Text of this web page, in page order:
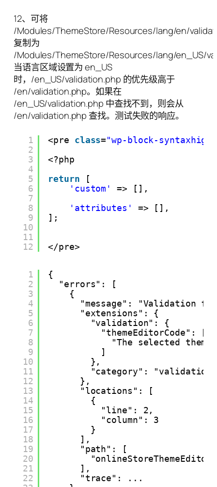
12、可将
/Modules/ThemeStore/Resources/lang/en/
复制为
/Modules/ThemeStore/Resources/lang/en_US/
当语言区域设置为 en_US
时，/en_US/validation.php 的优先级高于
/en/validation.php。如果在
/en_US/validation.php 中查找不到，则会从
/en/validation.php 查找。测试失败的响应。
1
2
3
4
5
6
7
8
9
10
11
12
<pre class="wp-block-
<?php
return
[
'custom'
=> [],
'attributes'
=> [],
];
</pre>
1
2
3
4
5
6
7
8
9
10
11
12
13
14
15
16
17
18
19
20
21
22
{
"errors": [
{
"message": "Validation
"extensions": {
"validation": {
"themeEditorCode": [
"The selected
]
},
"category": "validation"
},
"locations": [
{
"line": 2,
"column": 3
}
],
"path": [
],
"trace": ...